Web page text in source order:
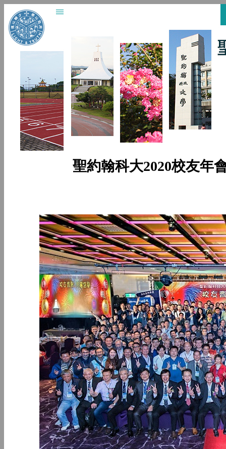
聖約翰科大2020校友